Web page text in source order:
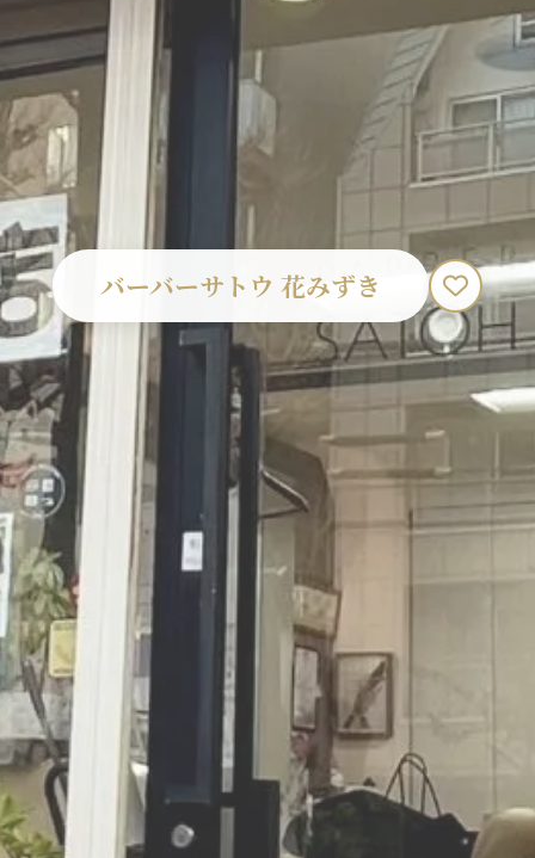
バーバーサトウ 花みずき